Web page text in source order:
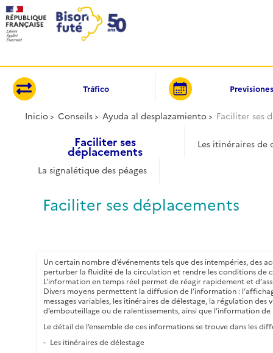
Tráfico Previsiones
Inicio Conseils Ayuda al desplazamiento Faciliter ses
Faciliter ses
déplacements
Les itinéraires de
La signalétique des péages
Faciliter ses déplacements
Un certain nombre d’événements tels que des intempéries, des
perturber la fluidité de la circulation et rendre les conditions de
L’information en temps réel permet de réagir rapidement et
Divers moyens permettent la diffusion de l’information :
messages variables, les itinéraires de délestage, la régulation des
d’embouteillage ou de ralentissements, ainsi que l’information
Le détail de l’ensemble de ces informations se trouve dans les
Les itinéraires de délestage
Panel de gestión de cookies